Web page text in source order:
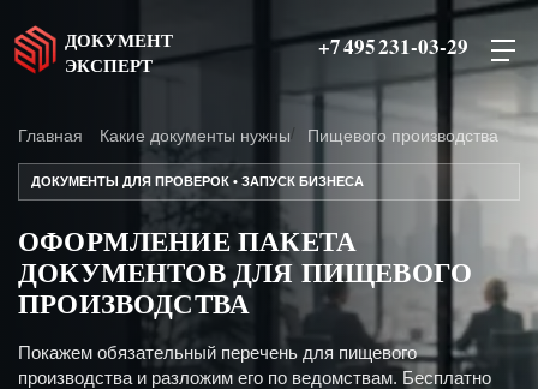
ДОКУМЕНТ
ЭКСПЕРТ
+7 495 231-03-29
Главная Какие документы нужны Пищевого производства
ДОКУМЕНТЫ ДЛЯ ПРОВЕРОК • ЗАПУСК БИЗНЕСА
ОФОРМЛЕНИЕ ПАКЕТА
ДОКУМЕНТОВ ДЛЯ ПИЩЕВОГО
ПРОИЗВОДСТВА
Покажем обязательный перечень для пищевого
производства и разложим его по ведомствам. Бесплатно